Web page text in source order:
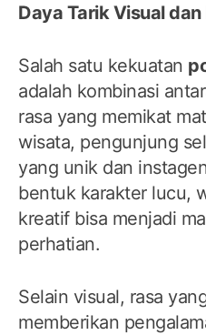
Daya Tarik Visual dan
Salah satu kekuatan
adalah kombinasi
rasa yang memikat
wisata, pengunjung
yang unik dan
bentuk karakter lucu,
kreatif bisa menjadi
perhatian.
Selain visual, rasa
memberikan